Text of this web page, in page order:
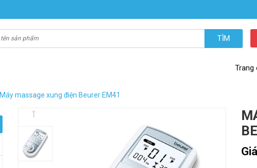
TÌM
Trang
Máy massage xung điện Beurer EM41